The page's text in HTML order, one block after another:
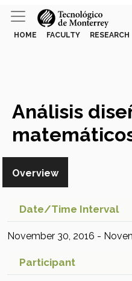
HOME FACULTY RESEARCH
Análisis
de
humanitaria
Overview
Date/time Interval
November 30, 2016 -
Participant